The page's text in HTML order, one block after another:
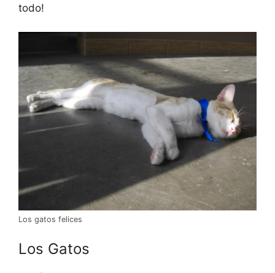
todo!
Los gatos felices
Los Gatos